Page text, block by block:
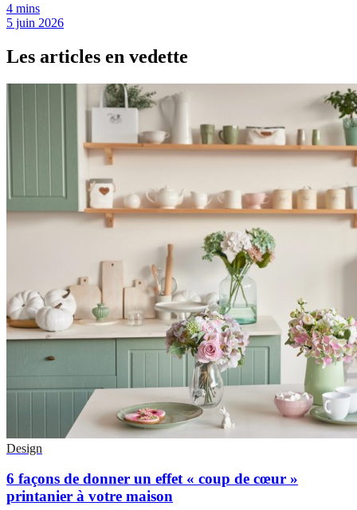
4 mins
5 juin 2026
Les articles en vedette
Design
6 façons de donner un effet « coup de cœur »
printanier à votre maison